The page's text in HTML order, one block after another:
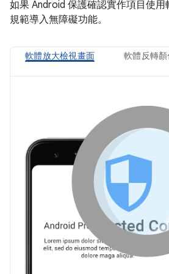
如果 Android 保護確認實作項目使
規範導入無障礙功能。
軟體放大檢視畫面 軟體反轉顏